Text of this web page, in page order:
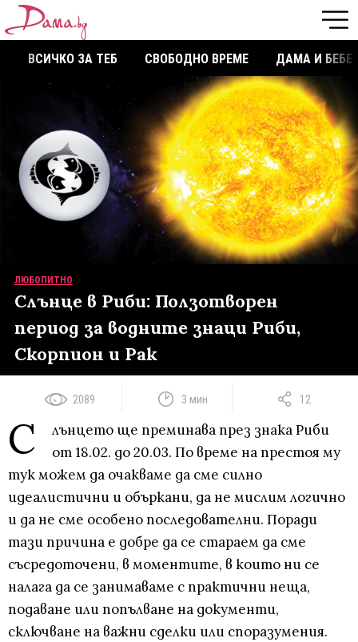
ВСИЧКО ЗА ТЕБ СВОБОДНО ВРЕМЕ ДАМА И БЕБЕ
ЛЮБОПИТНО
Слънце в Риби: Ползотворен
период за водните знаци Риби,
Скорпион и Рак
2089 3 мин 12
С
лънцето ще преминава през знака Риби
от 18.02. до 20.03. По време на престоя му
тук можем да очакваме да сме силно
идеалистични и объркани, да не мислим логично
и да не сме особено последователни. Поради
тази причина е добре да се стараем да сме
съсредоточени, в моментите, в които ни се
налага да се занимаваме с практични неща,
подаване или попълване на документи,
сключване на важни сделки или споразумения.